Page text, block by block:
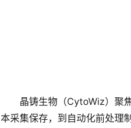
晶铸生物（CytoWiz）聚
本采集保存，到自动化前处理